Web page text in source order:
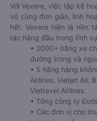
Với Vexere, việc lập kế
vô cùng đơn giản, linh
hết. Vexere hiện là nền
tác hàng đầu trong lĩnh
• 2000+ hãng xe
đường trong và
• 5 hãng hàng
Airlines, Vietjet Air,
Vietravel Airlines.
• Tổng công ty
• Các đơn vị cho